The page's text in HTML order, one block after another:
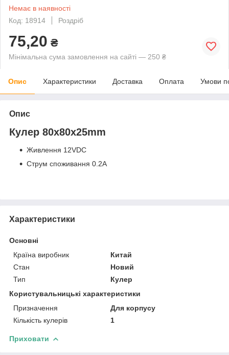
Немає в наявності
Код: 18914
Роздріб
75,20 ₴
Мінімальна сума замовлення на сайті — 250 ₴
Опис Характеристики Доставка Оплата Умови
Опис
Кулер 80x80x25mm
Живлення 12VDC
Струм споживання 0.2А
Характеристики
Основні
Країна виробник
Китай
Стан
Новий
Тип
Кулер
Користувальницькі характеристики
Призначення
Для корпусу
Кількість кулерів
1
Приховати